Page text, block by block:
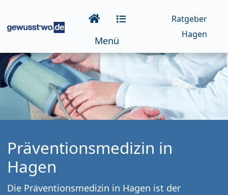
Menü
Ratgeber
Hagen
Präventionsmedizin in
Hagen
Die Präventionsmedizin in Hagen ist der